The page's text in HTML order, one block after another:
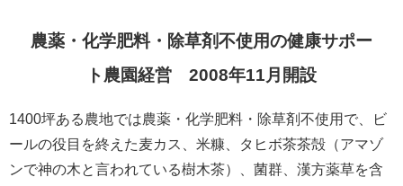
農薬・化学肥料・除草剤不使用の健康サポー
ト農園経営 2008年11月開設
1400坪ある農地では農薬・化学肥料・除草剤不使用で、ビ
ールの役目を終えた麦カス、米糠、タヒボ茶茶殻（アマゾ
ンで神の木と言われている樹木茶）、菌群、漢方薬草を含